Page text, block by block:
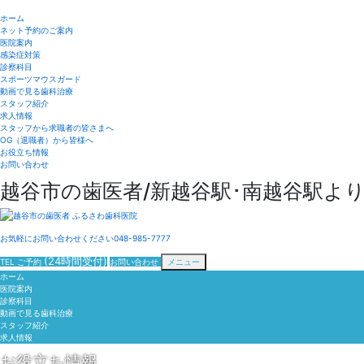
ホーム
ネット予約のご案内
医院案内
感染症対策
診察科目
スポーツマウスガード
動画で見る歯科治療
スタッフ紹介
求人情報
スタッフから求職者の皆さまへ
OG（退職者）から皆様へ
お役立ち情報
お問い合わせ
越谷市の歯医者/新越谷駅･南越谷駅よ
お気軽にお問い合わせください048-985-7777
TEL ご予約 (24時間受付) お問い合わせ
メニュー
ホーム
医院案内
診察科目
動画で見る歯科治療
スタッフ紹介
求人情報